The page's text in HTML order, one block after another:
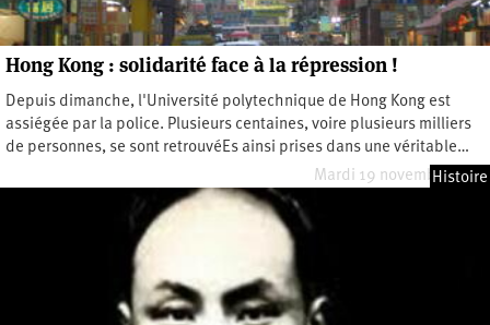
Hong Kong : solidarité face à la répression !
Depuis dimanche, l'Université polytechnique de Hong Kong est
assiégée par la police. Plusieurs centaines, voire plusieurs milliers
de personnes, se sont retrouvéEs ainsi prises dans une véritable…
Mardi 19 novembre 2019
Histoire